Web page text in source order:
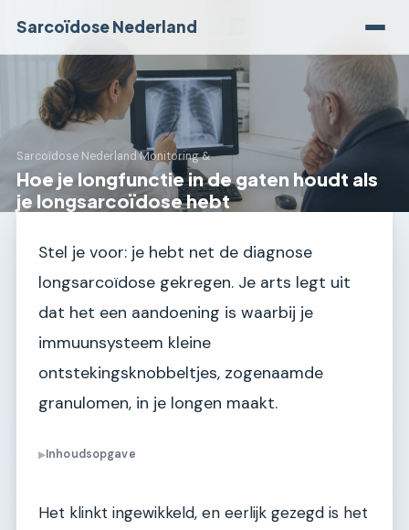
Sarcoïdose Nederland
Sarcoïdose Nederland›Monitoring &
Hoe je longfunctie in de gaten houdt als
je longsarcoïdose hebt
Stel je voor: je hebt net de diagnose
longsarcoïdose gekregen. Je arts legt uit
dat het een aandoening is waarbij je
immuunsysteem kleine
ontstekingsknobbeltjes, zogenaamde
granulomen, in je longen maakt.
▶Inhoudsopgave
Het klinkt ingewikkeld, en eerlijk gezegd is het